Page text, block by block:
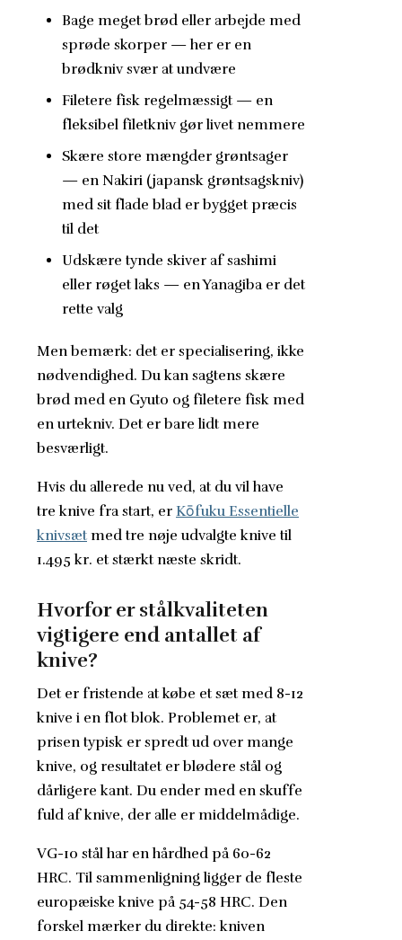
Bage meget brød eller arbejde med
sprøde skorper — her er en
brødkniv svær at undvære
Filetere fisk regelmæssigt — en
fleksibel filetkniv gør livet nemmere
Skære store mængder grøntsager
— en Nakiri (japansk grøntsagskniv)
med sit flade blad er bygget præcis
til det
Udskære tynde skiver af sashimi
eller røget laks — en Yanagiba er det
rette valg
Men bemærk: det er specialisering, ikke
nødvendighed. Du kan sagtens skære
brød med en Gyuto og filetere fisk med
en urtekniv. Det er bare lidt mere
besværligt.
Hvis du allerede nu ved, at du vil have
tre knive fra start, er Kōfuku Essentielle
knivsæt med tre nøje udvalgte knive til
1.495 kr. et stærkt næste skridt.
Hvorfor er stålkvaliteten
vigtigere end antallet af
knive?
Det er fristende at købe et sæt med 8-12
knive i en flot blok. Problemet er, at
prisen typisk er spredt ud over mange
knive, og resultatet er blødere stål og
dårligere kant. Du ender med en skuffe
fuld af knive, der alle er middelmådige.
VG-10 stål har en hårdhed på 60-62
HRC. Til sammenligning ligger de fleste
europæiske knive på 54-58 HRC. Den
forskel mærker du direkte: kniven